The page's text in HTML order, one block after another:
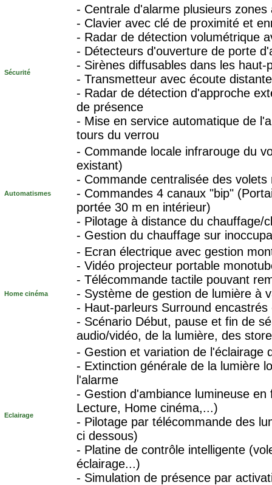
Sécurité
- Centrale d'alarme plusieurs
- Clavier avec clé de proximité et
- Radar de détection volumétrique
- Détecteurs d'ouverture de porte
- Sirènes diffusables dans les haut-
- Transmetteur avec écoute distante
- Radar de détection d'approche
de présence
- Mise en service automatique de
tours du verrou
Automatismes
- Commande locale infrarouge du
existant)
- Commande centralisée des
- Commandes 4 canaux "bip"
portée 30 m en intérieur)
- Pilotage à distance du chauffage/
- Gestion du chauffage sur
Home cinéma
- Ecran électrique avec gestion
- Vidéo projecteur portable
- Télécommande tactile pouvant
- Système de gestion de lumière à
- Haut-parleurs Surround encastrés
- Scénario Début, pause et fin de
audio/vidéo, de la lumière, des
Eclairage
- Gestion et variation de l'éclairage
- Extinction générale de la lumière
l'alarme
- Gestion d'ambiance lumineuse
Lecture, Home cinéma,...)
- Pilotage par télécommande des
ci dessous)
- Platine de contrôle intelligente
éclairage...)
- Simulation de présence par